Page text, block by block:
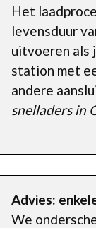
Het
levensduur
uitvoeren als
station met
andere
snelladers in
Advies:
We